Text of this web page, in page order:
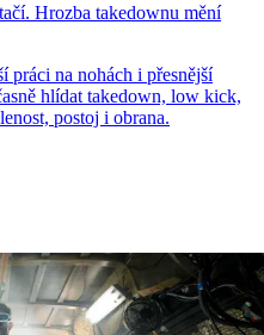
Hrozba takedownu mění
práci na nohách i přesnější
hlídat takedown, low kick,
postoj i obrana.